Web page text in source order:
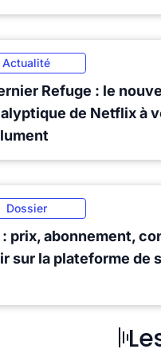
Actualité
Refuge : le
de Netflix à
Dossier
prix, abonnement,
sur la plateforme de